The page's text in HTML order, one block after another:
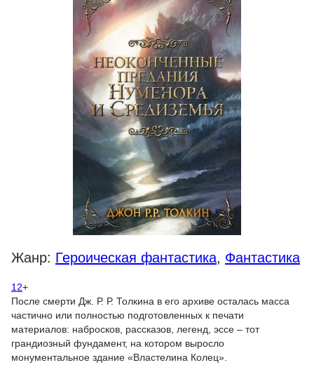
Жанр: Героическая фантастика, Фантастика
12+
После смерти Дж. Р. Р. Толкина в его архиве осталась масса
частично или полностью подготовленных к печати
материалов: набросков, рассказов, легенд, эссе – тот
грандиозный фундамент, на котором выросло
монументальное здание «Властелина Колец».